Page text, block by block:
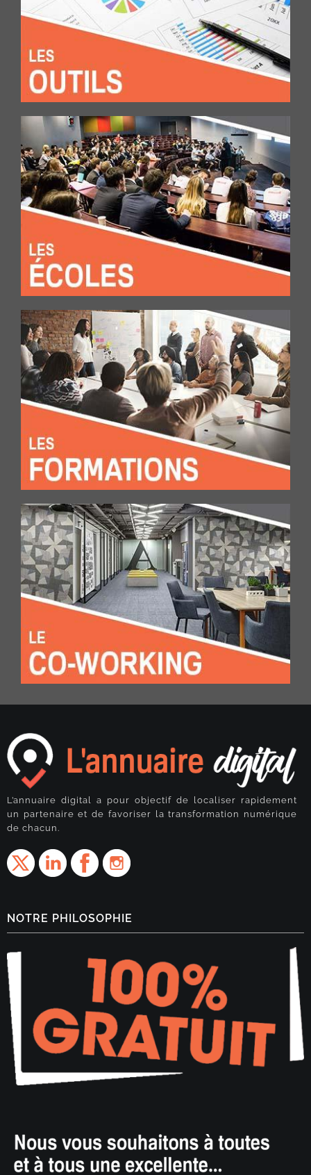
L’annuaire digital a pour objectif de localiser rapidement
un partenaire et de favoriser la transformation numérique
de chacun.
NOTRE PHILOSOPHIE